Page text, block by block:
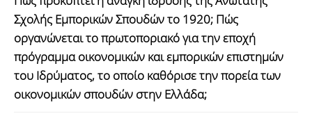
ΣΥΝΤΑΚΤΙΚΗ ΟΜΑΔΑ
ΕΠΙΚΟΙΝΩΝΙΑ
ΑΝΑΖΗΤΗΣΗ
Σχολής Εμπορικών Σπουδών το 1920; Πώς
οργανώνεται το πρωτοποριακό για την εποχή
πρόγραμμα οικονομικών και εμπορικών επιστημών
του Ιδρύματος, το οποίο καθόρισε την πορεία των
οικονομικών σπουδών στην Ελλάδα;